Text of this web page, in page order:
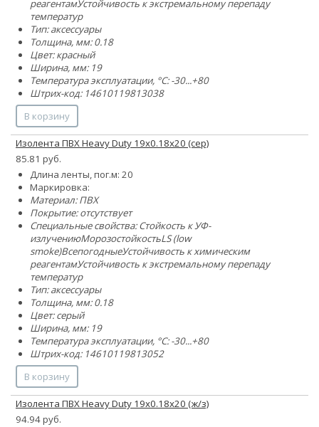
реагентамУстойчивость к экстремальному перепаду
температур
Тип: аксессуары
Толщина, мм: 0.18
Цвет: красный
Ширина, мм: 19
Температура эксплуатации, °C: -30...+80
Штрих-код: 14610119813038
В корзину
Изолента ПВХ Heavy Duty 19х0.18х20 (сер)
85.81 руб.
Длина ленты, пог.м: 20
Маркировка:
Материал: ПВХ
Покрытие: отсутствует
Специальные свойства:Стойкость к УФ-
излучениюМорозостойкостьLS (low
smoke)ВсепогодныеУстойчивость к химическим
реагентамУстойчивость к экстремальному перепаду
температур
Тип: аксессуары
Толщина, мм: 0.18
Цвет: серый
Ширина, мм: 19
Температура эксплуатации, °C: -30...+80
Штрих-код: 14610119813052
В корзину
Изолента ПВХ Heavy Duty 19х0.18х20 (ж/з)
94.94 руб.